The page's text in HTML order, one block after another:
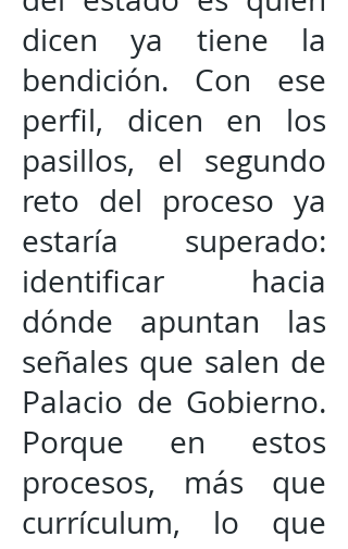
dicen ya tiene la
bendición. Con ese
perfil, dicen en los
pasillos, el segundo
reto del proceso ya
estaría superado:
identificar hacia
dónde apuntan las
señales que salen de
Palacio de Gobierno.
Porque en estos
procesos, más que
currículum, lo que